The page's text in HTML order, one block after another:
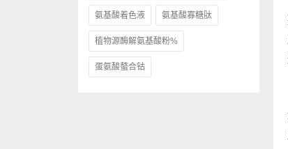
氨基酸着色液 氨基酸寡糖肽
植物源酶解氨基酸粉%
蛋氨酸螯合钴